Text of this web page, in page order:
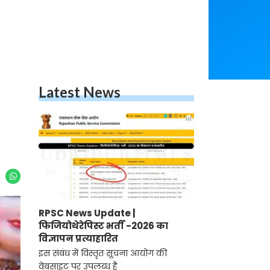
Latest News
RPSC News Update |
फिजियोथेरेपिस्ट भर्ती -2026 का
विज्ञापन प्रत्याहारित
इस संबंध में विस्तृत सूचना आयोग की
वेबसाइट पर उपलब्ध है